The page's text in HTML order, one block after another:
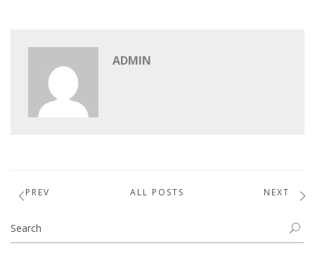
ADMIN
PREV ALL POSTS NEXT